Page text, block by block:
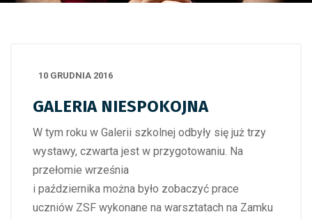
10 GRUDNIA 2016
GALERIA NIESPOKOJNA
W tym roku w Galerii szkolnej odbyły się już trzy
wystawy, czwarta jest w przygotowaniu. Na
przełomie września
i października można było zobaczyć prace
uczniów ZSF wykonane na warsztatach na Zamku